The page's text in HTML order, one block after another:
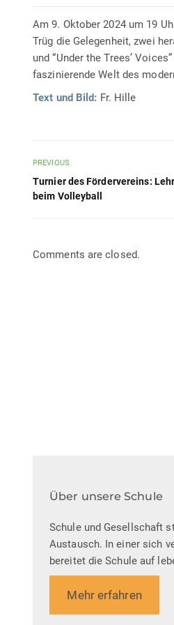
Am 9. Oktober 2024 um 19
Trüg die Gelegenheit, zwei
und “Under the Trees’
faszinierende Welt des
Text und Bild: Fr. Hille
PREVIOUS
Turnier des Fördervereins:
beim Volleyball
Comments are closed.
Über unsere Schule
Schule und Gesellschaft
Austausch. In einer sich
bereitet die Schule auf
Mehr erfahren